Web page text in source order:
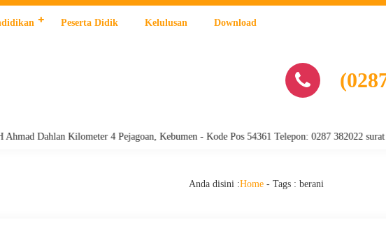
Peserta Didik Kelulusan Download
Dahlan Kilometer 4 Pejagoan, Kebumen - Kode Pos 54361 Telepon: 0287 382022 surat
Anda disini :Home- Tags : berani